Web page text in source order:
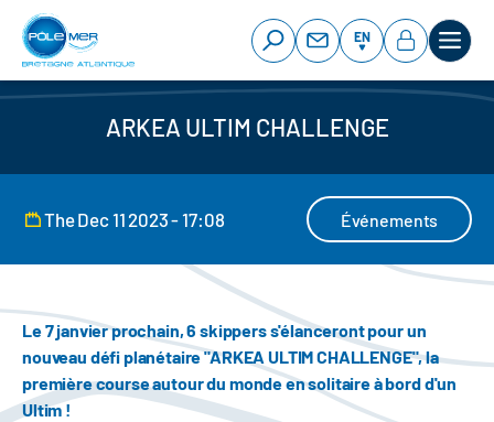
Cookies management panel
Skip
main
content
EN
ARKEA ULTIM CHALLENGE
The Dec 11 2023 - 17:08 Événements
Le 7 janvier prochain, 6 skippers s'élanceront pour un
nouveau défi planétaire "ARKEA ULTIM CHALLENGE", la
première course autour du monde en solitaire à bord d'un
Ultim !